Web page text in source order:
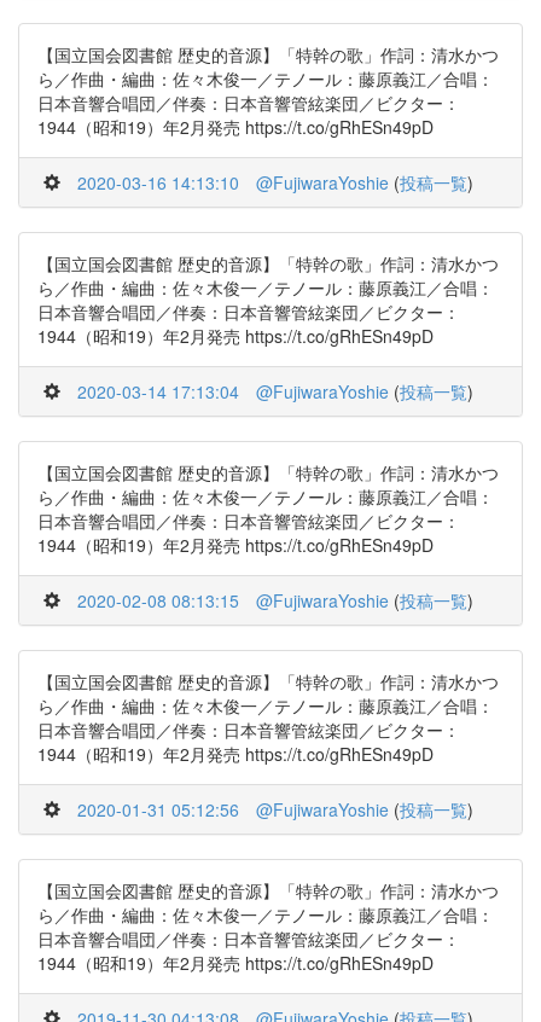
【国立国会図書館 歴史的音源】「特幹の歌」作詞：清水かつ
ら／作曲・編曲：佐々木俊一／テノール：藤原義江／合唱：
日本音響合唱団／伴奏：日本音響管絃楽団／ビクター：
1944（昭和19）年2月発売 https://t.co/gRhESn49pD
2020-03-16 14:13:10 @FujiwaraYoshie (投稿一覧)
【国立国会図書館 歴史的音源】「特幹の歌」作詞：清水かつ
ら／作曲・編曲：佐々木俊一／テノール：藤原義江／合唱：
日本音響合唱団／伴奏：日本音響管絃楽団／ビクター：
1944（昭和19）年2月発売 https://t.co/gRhESn49pD
2020-03-14 17:13:04 @FujiwaraYoshie (投稿一覧)
【国立国会図書館 歴史的音源】「特幹の歌」作詞：清水かつ
ら／作曲・編曲：佐々木俊一／テノール：藤原義江／合唱：
日本音響合唱団／伴奏：日本音響管絃楽団／ビクター：
1944（昭和19）年2月発売 https://t.co/gRhESn49pD
2020-02-08 08:13:15 @FujiwaraYoshie (投稿一覧)
【国立国会図書館 歴史的音源】「特幹の歌」作詞：清水かつ
ら／作曲・編曲：佐々木俊一／テノール：藤原義江／合唱：
日本音響合唱団／伴奏：日本音響管絃楽団／ビクター：
1944（昭和19）年2月発売 https://t.co/gRhESn49pD
2020-01-31 05:12:56 @FujiwaraYoshie (投稿一覧)
【国立国会図書館 歴史的音源】「特幹の歌」作詞：清水かつ
ら／作曲・編曲：佐々木俊一／テノール：藤原義江／合唱：
日本音響合唱団／伴奏：日本音響管絃楽団／ビクター：
1944（昭和19）年2月発売 https://t.co/gRhESn49pD